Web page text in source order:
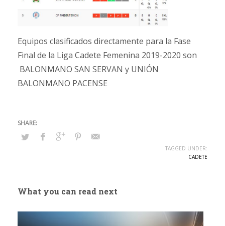
Equipos clasificados directamente para la Fase
Final de la Liga Cadete Femenina 2019-2020 son
BALONMANO SAN SERVAN y UNIÓN
BALONMANO PACENSE
TAGGED UNDER:
CADETE
What you can read next